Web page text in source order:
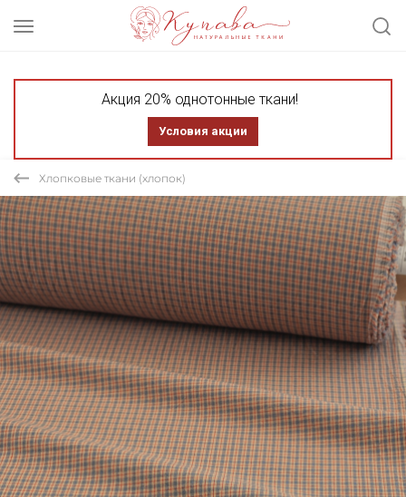
Акция 20% однотонные ткани!
Условия акции
Хлопковые ткани (хлопок)